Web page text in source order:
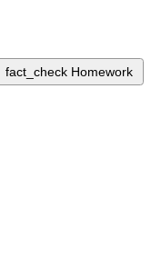
fact_check Homework